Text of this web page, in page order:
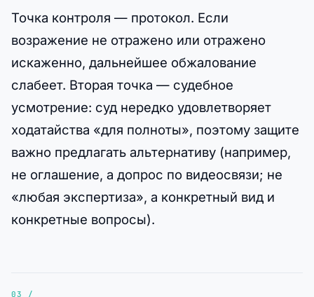
Точка контроля — протокол. Если
возражение не отражено или отражено
искаженно, дальнейшее обжалование
слабеет. Вторая точка — судебное
усмотрение: суд нередко удовлетворяет
ходатайства «для полноты», поэтому защите
важно предлагать альтернативу (например,
не оглашение, а допрос по видеосвязи; не
«любая экспертиза», а конкретный вид и
конкретные вопросы).